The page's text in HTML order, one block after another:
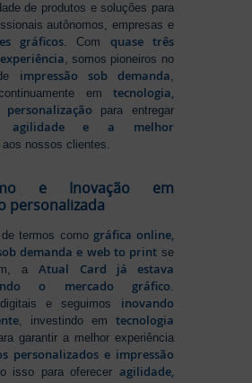
de produtos e soluções para
autônomos, empresas e
gráficos. Comquase três
, somos pioneiros no
impressão sob demanda,
em tecnologia,
para entregar
agilidade e a melhor
aos nossos clientes.
e Inovação em
personalizada
termos como gráfica online,
demanda e web to printse
aAtual Card já estava
o mercado gráfico
e seguimos inovando
, investindo em tecnologia
garantir a melhor experiência
personalizados e impressão
isso para oferecer agilidade,